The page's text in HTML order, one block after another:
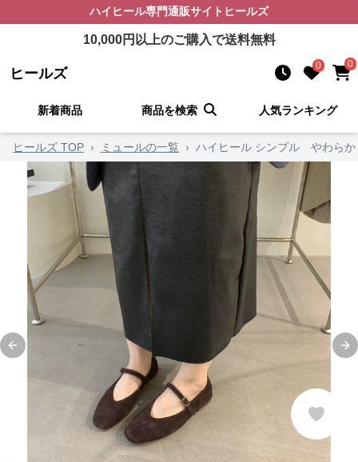
ハイヒール専門通販サイト ヒールズ
10,000円以上のご購入で送料無料
ヒールズ 0 0
新着商品 商品を検索 人気ランキング
ヒールズ TOP › ミュールの一覧 › ハイヒール シンプル やわら
Previous slide